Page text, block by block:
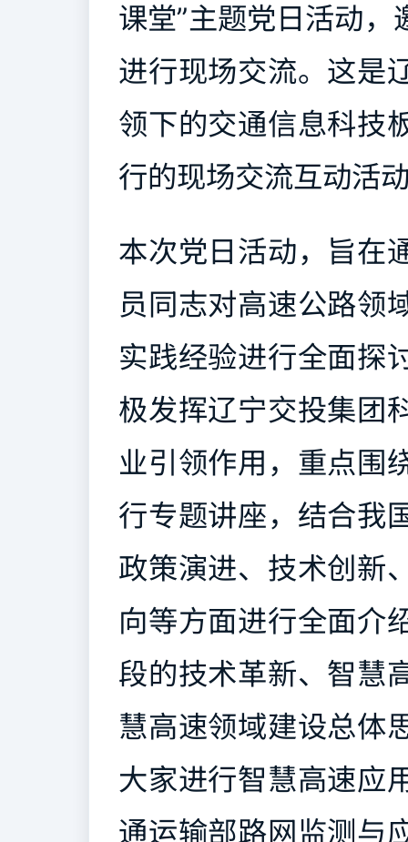
课堂”主题党日活动
进行现场交流。这是
领下的交通信息科技
行的现场交流互动活
本次党日活动，旨在
员同志对高速公路领
实践经验进行全面探
极发挥辽宁交投集团
业引领作用，重点围
行专题讲座，结合我
政策演进、技术创新
向等方面进行全面介
段的技术革新、智慧
慧高速领域建设总体
大家进行智慧高速应
通运输部路网监测与